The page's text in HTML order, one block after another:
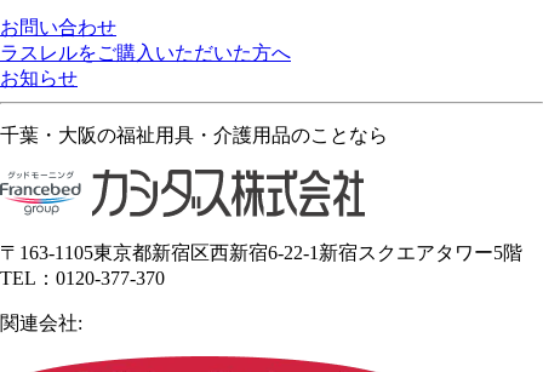
お問い合わせ
ラスレルをご購入いただいた方へ
お知らせ
千葉・大阪の福祉用具・介護用品のことなら
〒163-1105東京都新宿区西新宿6-22-1新宿スクエアタワー5階
TEL：0120-377-370
関連会社: